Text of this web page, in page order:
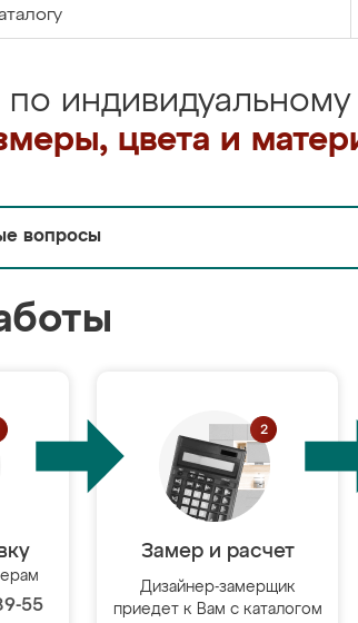
по индивидуальному
цвета и
вопросы
55
Замер и расчет
Дизайнер-замерщик
приедет к Вам с каталогом